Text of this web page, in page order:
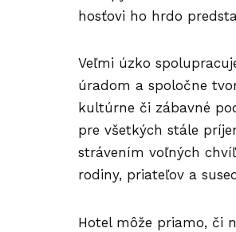
hosťovi ho hrdo
Veľmi úzko
úradom a spoločne
kultúrne či zábavné
pre všetkých stále
strávením voľných
rodiny, priateľov a
Hotel môže priamo, či